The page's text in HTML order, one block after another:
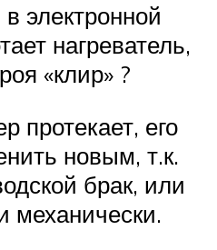
электронной
нагреватель,
«клир» ?
протекает, его
новым, т.к.
брак, или
механически.